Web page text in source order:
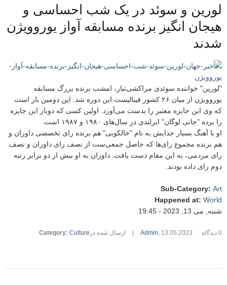
لورین و سوئد در یک شب احساسی و
هیجان انگیز برنده مسابقه آواز یوروویژن
شدند
"لورین" خواننده سوئدی مراکشی‌تبار، امشب برنده بزرگ مسابقه
یوروویژن از میان ۲۶ کشور فینالیست این دوره شد. این دومین بار است
که وی این جایزه معتبر را بدست می‌آورد. اولین کسی که دوبار این جایزه
را برده "جانی لوگان" ایرلندی در سال‌های ۱۹۸۰ و ۱۹۸۷ است.
او با آهنگ بسیار جذابش به نام "خالکوبی" هم برنده رای تخصصی داوران و
هم برنده مجموع رای‌ها که حاصل جمعی‌ست از نصف رای داوران و نصف
رای مردمی، به این مقام دست یافت. داوران به او بیش از دو برابر رتبه
دوم رای داده بودند.
Sub-Category: Art
Happened at: World
شنبه, می 13, 2023 - 19:45
Admin, 13.05.2023 ارسال شده در Category: Culture 0 دیدگاه